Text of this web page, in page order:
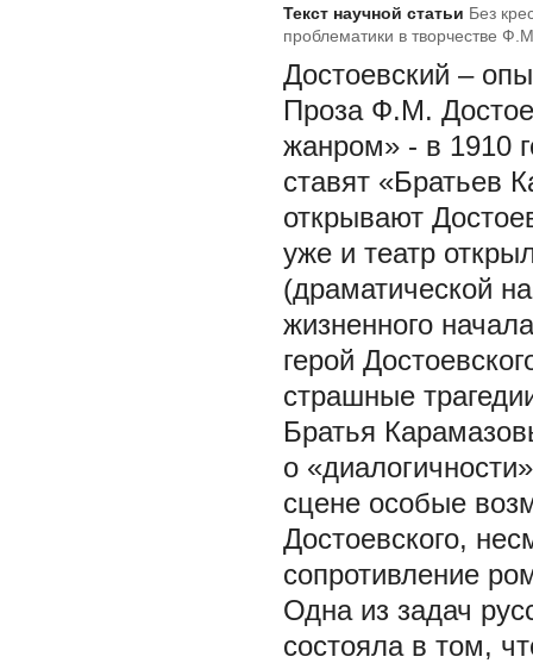
Текст научной статьи Без
проблематики в творчестве
Достоевский –
Проза Ф.М.
жанром» - в 1910
ставят «Братьев
открывают
уже и театр
(драматической
жизненного
герой
страшные
Братья
о
сцене особые
Достоевского,
сопротивление
Одна из задач
состояла в том,